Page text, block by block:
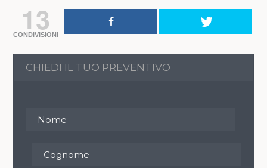
13
CONDIVISIONI
CHIEDI IL TUO PREVENTIVO